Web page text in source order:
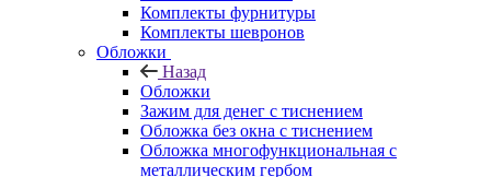
Комплекты фурнитуры
Комплекты шевронов
Обложки
Назад
Обложки
Зажим для денег с тиснением
Обложка без окна с тиснением
Обложка многофункциональная с
металлическим гербом